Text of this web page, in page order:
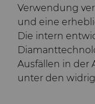
Verwendung
und eine
Die intern
Ausfällen in der
unter den